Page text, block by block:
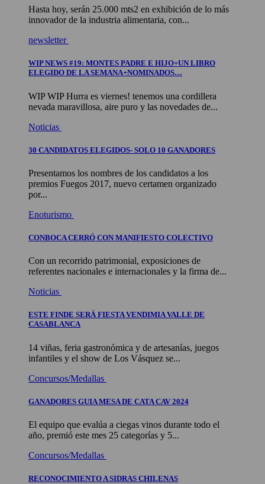
Hasta hoy, serán 25.000 mts2 en exhibición de lo más
innovador de la industria alimentaria, con...
newsletter
WIP NEWS #19: MONTES PADRE E HIJO+UN LIBRO
ELEGIDO DE LA SEMANA+NOMINADOS…
WIP WIP Hurra es viernes! tenemos una cordillera
nevada maravillosa, aire puro y las novedades de...
Noticias
30 CANDIDATOS ELEGIDOS- SOLO 10 GANADORES
Presentamos los nombres de los candidatos a los
premios Fuegos 2017, nuevo certamen organizado
por...
Enoturismo
CONBOCA CERRÓ CON MANIFIESTO COLECTIVO
Con un recorrido patrimonial, exposiciones de
referentes nacionales e internacionales y la firma de...
Noticias
ESTE FINDE SERÄ FIESTA VENDIMIA VALLE DE
CASABLANCA
14 viñas, feria gastronómica y de artesanías, juegos
infantiles y el show de Los Vásquez se...
Concursos/Medallas
GANADORES GUIA MESA DE CATA CAV 2024
El equipo que evalúa a ciegas vinos durante todo el
año, premió este mes 25 categorías y 5...
Concursos/Medallas
RECONOCIMIENTO A SIDRAS CHILENAS